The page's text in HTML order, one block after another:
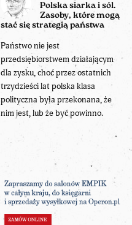
Polska siarka i sól.
Zasoby, które mogą
stać się strategią państwa
Państwo nie jest
przedsiębiorstwem działającym
dla zysku, choć przez ostatnich
trzydzieści lat polska klasa
polityczna była przekonana, że
nim jest, lub że być powinno.